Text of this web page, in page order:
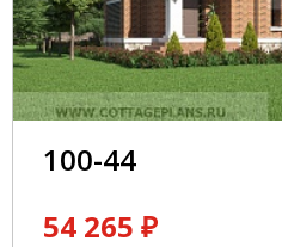
100-44
54 265 ₽